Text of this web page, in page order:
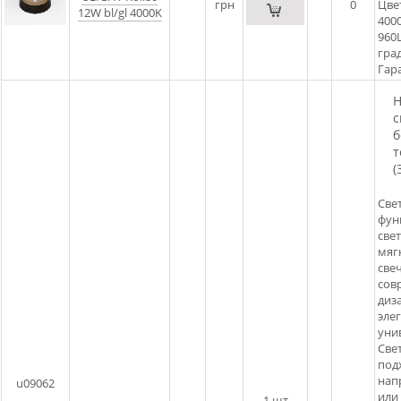
12W bl/gl 4000K
грн 0
u09062